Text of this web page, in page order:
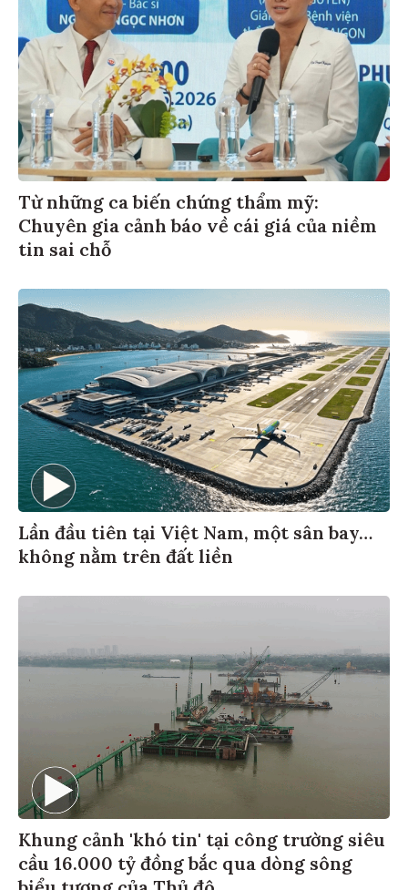
Từ những ca biến chứng thẩm mỹ:
Chuyên gia cảnh báo về cái giá của niềm
tin sai chỗ
Lần đầu tiên tại Việt Nam, một sân bay…
không nằm trên đất liền
Khung cảnh 'khó tin' tại công trường siêu
cầu 16.000 tỷ đồng bắc qua dòng sông
biểu tượng của Thủ đô